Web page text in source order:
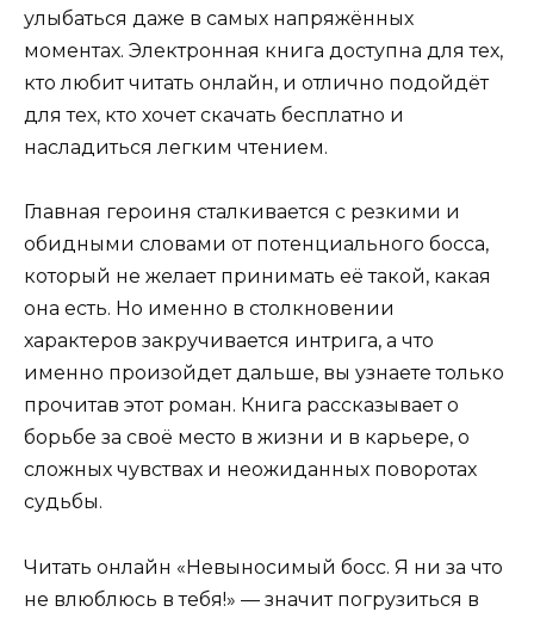
улыбаться даже в самых напряжённых
моментах. Электронная книга доступна для тех,
кто любит читать онлайн, и отлично подойдёт
для тех, кто хочет скачать бесплатно и
насладиться легким чтением.
Главная героиня сталкивается с резкими и
обидными словами от потенциального босса,
который не желает принимать её такой, какая
она есть. Но именно в столкновении
характеров закручивается интрига, а что
именно произойдет дальше, вы узнаете только
прочитав этот роман. Книга рассказывает о
борьбе за своё место в жизни и в карьере, о
сложных чувствах и неожиданных поворотах
судьбы.
Читать онлайн «Невыносимый босс. Я ни за что
не влюблюсь в тебя!» — значит погрузиться в